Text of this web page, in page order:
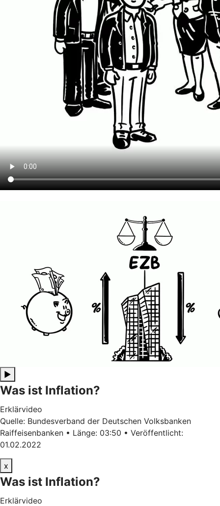
▶
Was ist Inflation?
Erklärvideo
Quelle: Bundesverband der Deutschen Volksbanken
Raiffeisenbanken • Länge: 03:50 • Veröffentlicht:
01.02.2022
x
Was ist Inflation?
Erklärvideo